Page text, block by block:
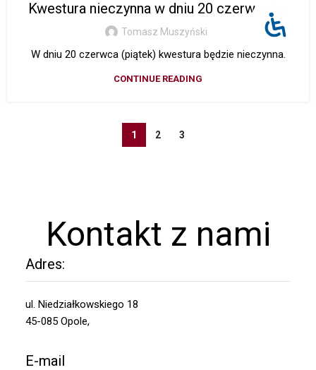
Kwestura nieczynna w dniu 20 czerwca br.
Tomasz Muszyński
W dniu 20 czerwca (piątek) kwestura będzie nieczynna.
CONTINUE READING
1 2 3
Kontakt z nami
Adres:
ul. Niedziałkowskiego 18
45-085 Opole,
E-mail